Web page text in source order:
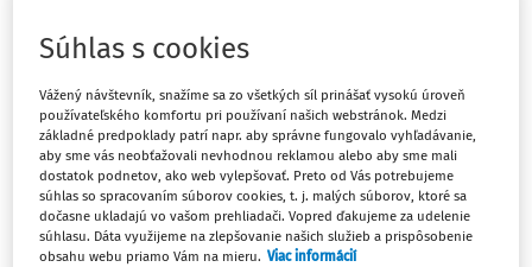
osobitných prípadoch v subdodávateľských vzťahoch
Právna úprava účinná do 31. júla 2024 ustanovovala iba
právo hosťujúceho zamestnanca, ktorému hosťujúci
zamestnávateľ pri vyslaní na výkon prác pri poskytovaní
služieb na územie Slovenskej republiky neposkytol
splatnú mzdu alebo jej časť, domáhať sa ich vyplatenia od
Súhlas s cookies
Vážený návštevník, snažíme sa zo všetkých síl prinášať vysokú úroveň
používateľského komfortu pri používaní našich webstránok. Medzi
základné predpoklady patrí napr. aby správne fungovalo vyhľadávanie,
aby sme vás neobťažovali nevhodnou reklamou alebo aby sme mali
dostatok podnetov, ako web vylepšovať. Preto od Vás potrebujeme
súhlas so spracovaním súborov cookies, t. j. malých súborov, ktoré sa
dočasne ukladajú vo vašom prehliadači. Vopred ďakujeme za udelenie
súhlasu. Dáta využijeme na zlepšovanie našich služieb a prispôsobenie
obsahu webu priamo Vám na mieru. Viac informácií